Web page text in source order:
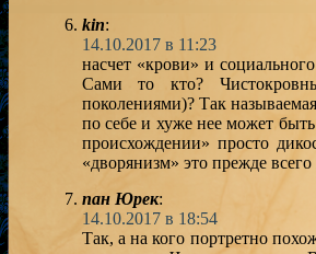
kin:
14.10.2017 в 11:23
насчет «крови» и
Сами то кто?
поколениями)? Так
по себе и хуже нее может
происхождении» просто
«дворянизм» это прежде
пан Юрек:
14.10.2017 в 18:54
Так, а на кого портретно